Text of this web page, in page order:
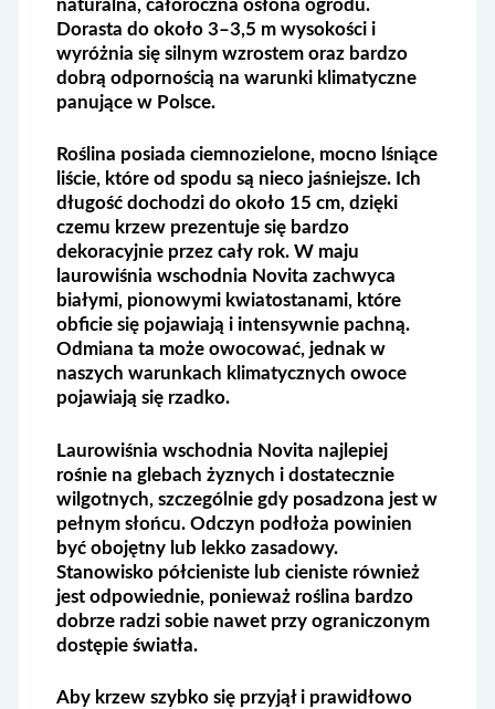
naturalna, całoroczna osłona ogrodu.
Dorasta do około 3–3,5 m wysokości i
wyróżnia się silnym wzrostem oraz bardzo
dobrą odpornością na warunki klimatyczne
panujące w Polsce.
Roślina posiada ciemnozielone, mocno lśniące
liście, które od spodu są nieco jaśniejsze. Ich
długość dochodzi do około 15 cm, dzięki
czemu krzew prezentuje się bardzo
dekoracyjnie przez cały rok. W maju
laurowiśnia wschodnia Novita zachwyca
białymi, pionowymi kwiatostanami, które
obficie się pojawiają i intensywnie pachną.
Odmiana ta może owocować, jednak w
naszych warunkach klimatycznych owoce
pojawiają się rzadko.
Laurowiśnia wschodnia Novita najlepiej
rośnie na glebach żyznych i dostatecznie
wilgotnych, szczególnie gdy posadzona jest w
pełnym słońcu. Odczyn podłoża powinien
być obojętny lub lekko zasadowy.
Stanowisko półcieniste lub cieniste również
jest odpowiednie, ponieważ roślina bardzo
dobrze radzi sobie nawet przy ograniczonym
dostępie światła.
Aby krzew szybko się przyjął i prawidłowo